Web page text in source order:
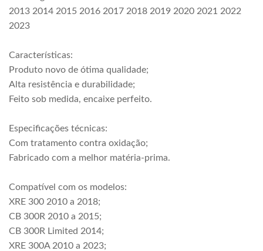
2013 2014 2015 2016 2017 2018 2019 2020 2021 2022
2023
Características:
Produto novo de ótima qualidade;
Alta resistência e durabilidade;
Feito sob medida, encaixe perfeito.
Especificações técnicas:
Com tratamento contra oxidação;
Fabricado com a melhor matéria-prima.
Compatível com os modelos:
XRE 300 2010 a 2018;
CB 300R 2010 a 2015;
CB 300R Limited 2014;
XRE 300A 2010 a 2023;